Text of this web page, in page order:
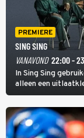
PREMIERE
SING SING
VANAVOND 22:00 -
In Sing Sing
alleen een